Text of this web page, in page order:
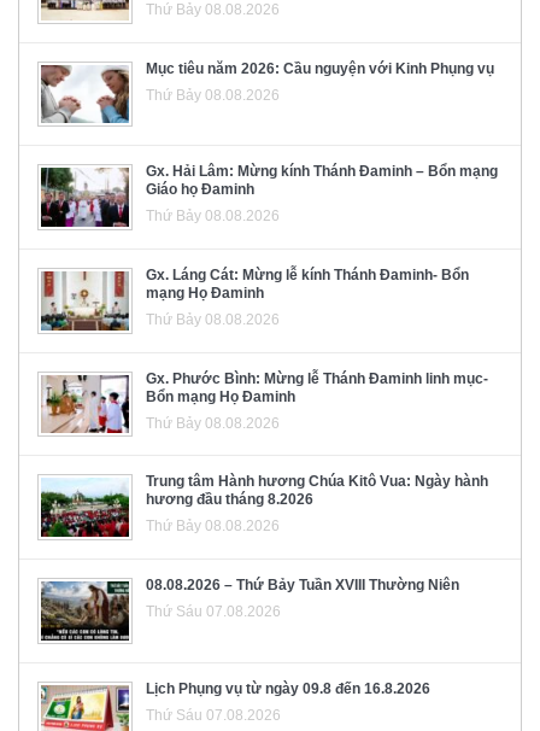
Thứ Bảy 08.08.2026
Mục tiêu năm 2026: Cầu nguyện với Kinh Phụng vụ
Thứ Bảy 08.08.2026
Gx. Hải Lâm: Mừng kính Thánh Đaminh – Bổn mạng
Giáo họ Đaminh
Thứ Bảy 08.08.2026
Gx. Láng Cát: Mừng lễ kính Thánh Đaminh- Bổn
mạng Họ Đaminh
Thứ Bảy 08.08.2026
Gx. Phước Bình: Mừng lễ Thánh Đaminh linh mục-
Bổn mạng Họ Đaminh
Thứ Bảy 08.08.2026
Trung tâm Hành hương Chúa Kitô Vua: Ngày hành
hương đầu tháng 8.2026
Thứ Bảy 08.08.2026
08.08.2026 – Thứ Bảy Tuần XVIII Thường Niên
Thứ Sáu 07.08.2026
Lịch Phụng vụ từ ngày 09.8 đến 16.8.2026
Thứ Sáu 07.08.2026